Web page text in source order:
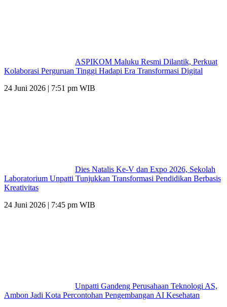
ASPIKOM Maluku Resmi Dilantik, Perkuat
Kolaborasi Perguruan Tinggi Hadapi Era Transformasi Digital
24 Juni 2026 | 7:51 pm WIB
Dies Natalis Ke-V dan Expo 2026, Sekolah
Laboratorium Unpatti Tunjukkan Transformasi Pendidikan Berbasis
Kreativitas
24 Juni 2026 | 7:45 pm WIB
Unpatti Gandeng Perusahaan Teknologi AS,
Ambon Jadi Kota Percontohan Pengembangan AI Kesehatan